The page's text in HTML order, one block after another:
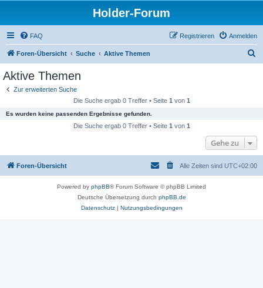
Holder-Forum
FAQ Anmelden
Registrieren
Foren-Übersicht Suche Aktive Themen
Aktive Themen
Zur erweiterten Suche
Die Suche ergab 0 Treffer • Seite 1 von 1
Es wurden keine passenden Ergebnisse gefunden.
Die Suche ergab 0 Treffer • Seite 1 von 1
Gehe zu
Foren-Übersicht Alle Zeiten sind UTC+02:00
Powered by phpBB® Forum Software © phpBB Limited
Deutsche Übersetzung durch phpBB.de
Datenschutz| Nutzungsbedingungen